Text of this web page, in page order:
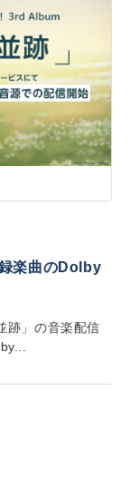
楽曲のDolby
跡」の音楽配信